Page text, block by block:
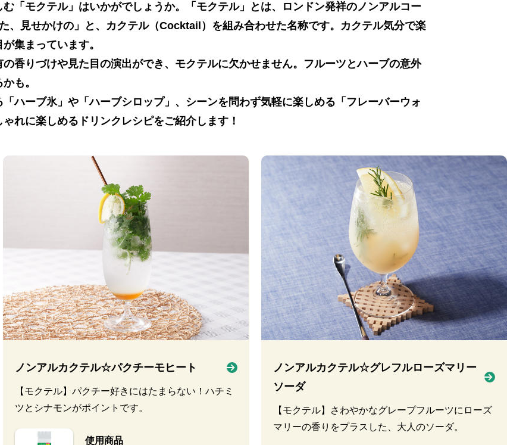
「モクテル」はいかがでしょうか。「モクテル」とは、ロンドン発祥のノンアルコー
、見せかけの」と、カクテル（Cocktail）を組み合わせた名称です。カクテル気分で楽
集まっています。
香りづけや見た目の演出ができ、モクテルに欠かせません。フルーツとハーブの意外
も。
ハーブ氷」や「ハーブシロップ」、シーンを問わず気軽に楽しめる「フレーバーウォ
れに楽しめるドリンクレシピをご紹介します！
ノンアルカクテル☆パクチーモヒート
【モクテル】パクチー好きにはたまらない！ハチミ
ツとシナモンがポイントです。
使用商品
ノンアルカクテル☆グレフルローズマリー
ソーダ
【モクテル】さわやかなグレープフルーツにローズ
マリーの香りをプラスした、大人のソーダ。